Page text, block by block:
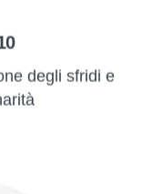
degli sfridi e